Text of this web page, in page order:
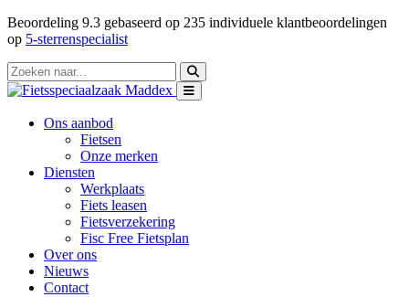
Beoordeling 9.3 gebaseerd op 235 individuele klantbeoordelingen
op 5-sterrenspecialist
Ons aanbod
Fietsen
Onze merken
Diensten
Werkplaats
Fiets leasen
Fietsverzekering
Fisc Free Fietsplan
Over ons
Nieuws
Contact